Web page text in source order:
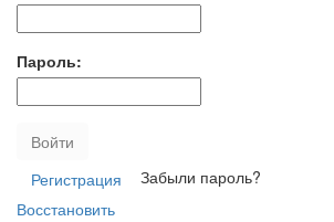
Пароль:
Войти
Регистрация
Забыли пароль?
Восстановить